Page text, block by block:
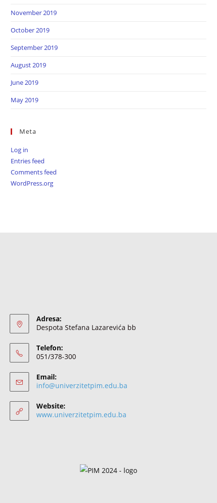
November 2019
October 2019
September 2019
August 2019
June 2019
May 2019
Meta
Log in
Entries feed
Comments feed
WordPress.org
Adresa:
Despota Stefana Lazarevića bb
Telefon:
051/378-300
Email:
info@univerzitetpim.edu.ba
Website:
www.univerzitetpim.edu.ba